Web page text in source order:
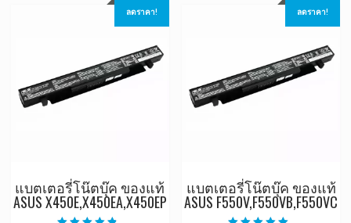
ลดราคา!
แบตเตอรี่โน๊ตบุ๊ค ของแท้
ASUS X450E,X450EA,X450EP
ลดราคา!
แบตเตอรี่โน๊ตบุ๊ค ของแท้
ASUS F550V,F550VB,F550VC